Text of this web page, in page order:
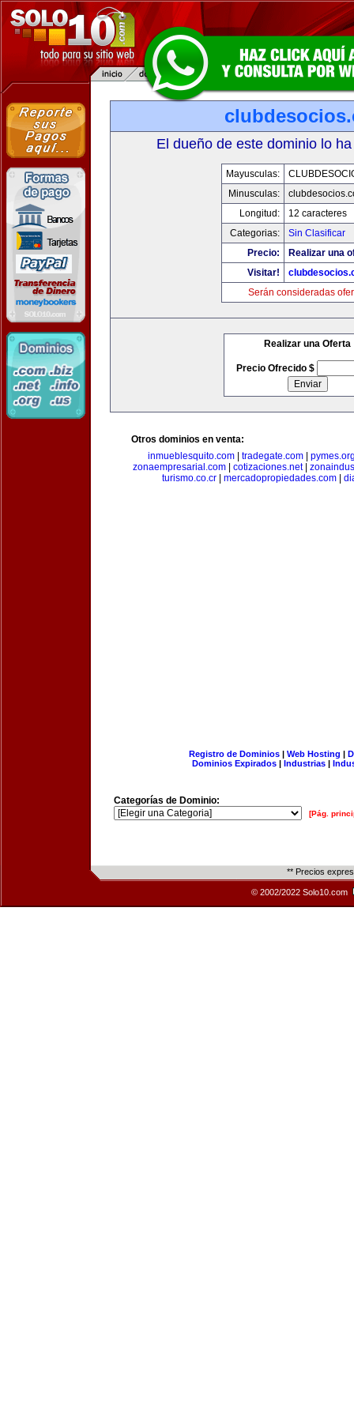
El dueño de este dominio lo
Mayusculas:
Minusculas:
Longitud:
12 caracteres
Categorias:
Sin Clasificar
Precio:
Realizar una
Visitar!
Serán consideradas
Realizar una Oferta
Precio Ofrecido $
Otros dominios en venta:
inmueblesquito.com
tradegate.com
zonaempresarial.com| cotizaciones.net|
turismo.co.cr| mercadopropiedades.com|
Registro de Dominios| Web Hosting |
Dominios Expirados | Industrias |
Categorías de Dominio:
[Pág.
** Precios
© 2002/2022 Solo10.com